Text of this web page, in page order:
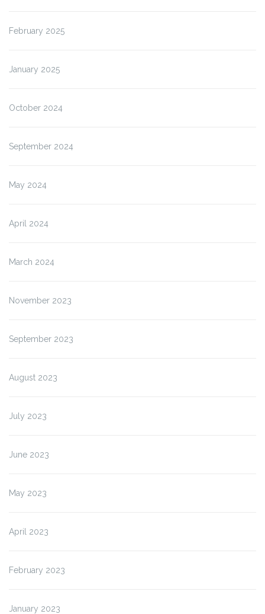
February 2025
January 2025
October 2024
September 2024
May 2024
April 2024
March 2024
November 2023
September 2023
August 2023
July 2023
June 2023
May 2023
April 2023
February 2023
January 2023